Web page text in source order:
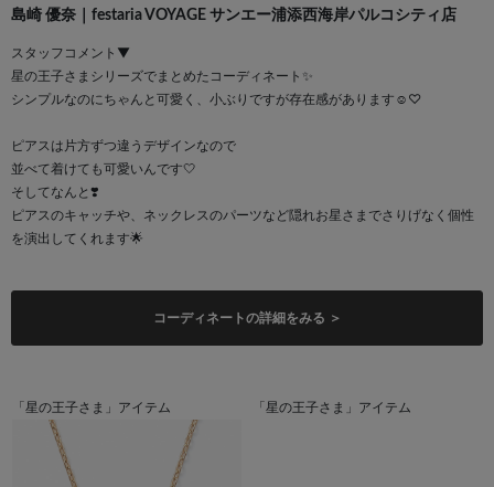
島崎 優奈｜festaria VOYAGE サンエー浦添西海岸パルコシティ店
スタッフコメント▼
星の王子さまシリーズでまとめたコーディネート✨
シンプルなのにちゃんと可愛く、小ぶりですが存在感があります☺︎♡
ピアスは片方ずつ違うデザインなので
並べて着けても可愛いんです🤍
そしてなんと❣️
ピアスのキャッチや、ネックレスのパーツなど隠れお星さまでさりげなく個性
を演出してくれます🌟
コーディネートの詳細をみる ＞
「星の王子さま」アイテム 「星の王子さま」アイテム